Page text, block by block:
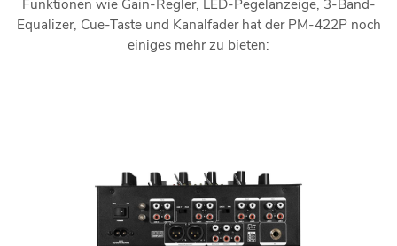
Funktionen wie Gain-Regler, LED-Pegelanzeige, 3-Band-
Equalizer, Cue-Taste und Kanalfader hat der PM-422P noch
einiges mehr zu bieten: